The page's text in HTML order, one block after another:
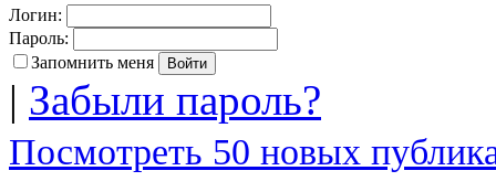
Логин:
Пароль:
Запомнить меня
| Забыли пароль?
Посмотреть 50 новых